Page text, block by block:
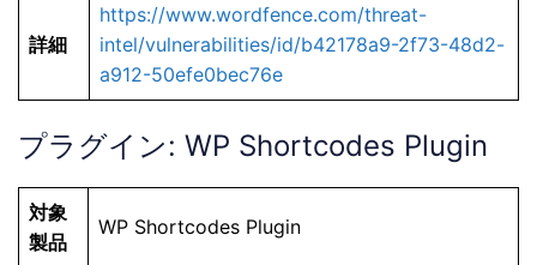
詳細
https://www.wordfence.com/threat-
intel/vulnerabilities/id/b42178a9-2f73-48d2-
a912-50efe0bec76e
プラグイン: WP Shortcodes Plugin
対象
製品
WP Shortcodes Plugin